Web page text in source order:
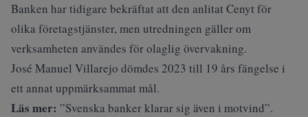
Banken har tidigare bekräftat att den anlitat Cenyt för
olika företagstjänster, men utredningen gäller om
verksamheten användes för olaglig övervakning.
José Manuel Villarejo dömdes 2023 till 19 års fängelse i
ett annat uppmärksammat mål.
Läs mer: ”Svenska banker klarar sig även i motvind”.